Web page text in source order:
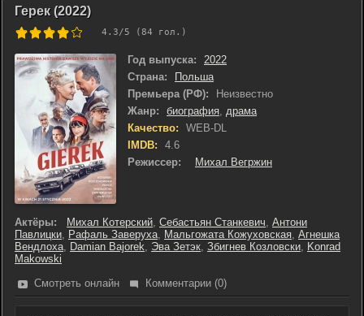
Герек (2022)
4.3/5 (84 гол.)
Год выпуска:
2022
Страна:
Польша
Премьера (РФ):
Неизвестно
Жанр:
биография, драма
Качество:
WEB-DL
IMDB:
4.6
Режиссер:
Михал Вегржин
Актёры: Михал Котерский, Себастьян Станкевич, Антони
Павлицки, Рафаль Заверуха, Мальгожата Кожуховская, Агнешка
Вендлоха, Damian Bajorek, Эва Зетэк, Збигнев Козловски, Konrad
Makowski
Смотреть онлайн
Комментарии (0)